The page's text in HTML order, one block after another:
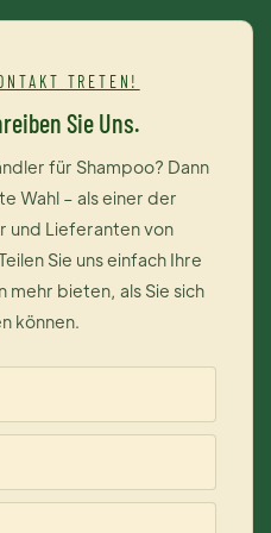
pflegende Moleküle,
Haar.
TRETEN!
Sie Uns.
für Shampoo? Dann
Wahl – als einer der
und Lieferanten von
Sie uns einfach Ihre
mehr bieten, als Sie sich
können.